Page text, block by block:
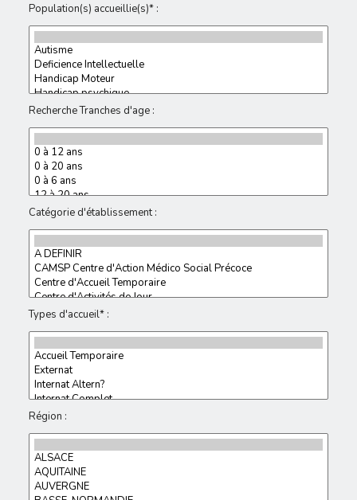
Population(s) accueillie(s)* :
Recherche Tranches d'age :
Catégorie d'établissement :
Types d'accueil* :
Région :